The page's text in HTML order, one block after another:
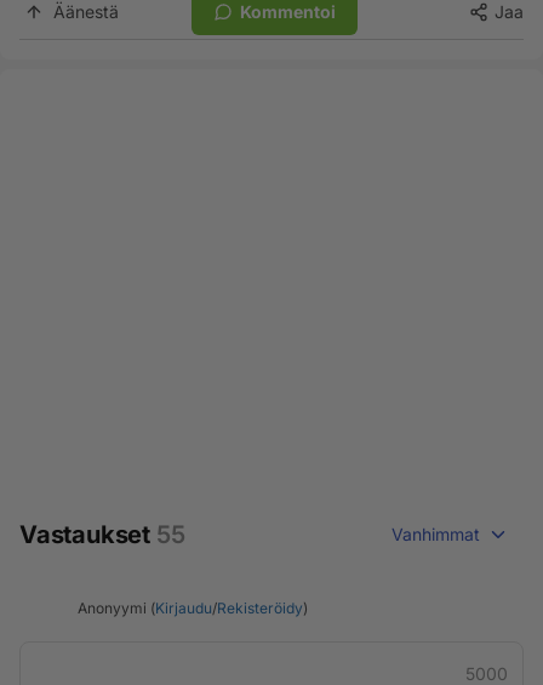
Äänestä Kommentoi Jaa
Vastaukset 55 Vanhimmat
Anonyymi (Kirjaudu/Rekisteröidy)
5000